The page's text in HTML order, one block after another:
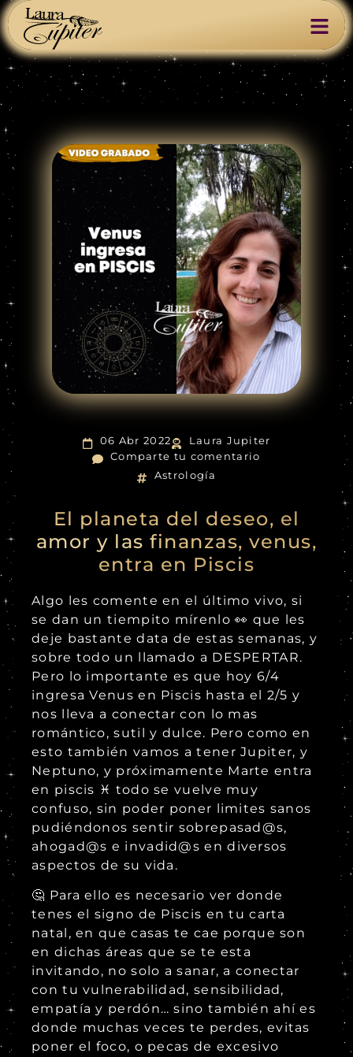
06 Abr 2022
Laura Jupiter
Comparte tu comentario
Astrología
El planeta del deseo, el
amor y las finanzas, venus,
entra en Piscis
Algo les comente en el último vivo, si
se dan un tiempito mírenlo 👀 que les
deje bastante data de estas semanas, y
sobre todo un llamado a DESPERTAR.
Pero lo importante es que hoy 6/4
ingresa Venus en Piscis hasta el 2/5 y
nos lleva a conectar con lo mas
romántico, sutil y dulce. Pero como en
esto también vamos a tener Jupiter, y
Neptuno, y próximamente Marte entra
en piscis ♓ todo se vuelve muy
confuso, sin poder poner limites sanos
pudiéndonos sentir sobrepasad@s,
ahogad@s e invadid@s en diversos
aspectos de su vida.
🤔 Para ello es necesario ver donde
tenes el signo de Piscis en tu carta
natal, en que casas te cae porque son
en dichas áreas que se te esta
invitando, no solo a sanar, a conectar
con tu vulnerabilidad, sensibilidad,
empatía y perdón… sino también ahí es
donde muchas veces te perdes, evitas
poner el foco, o pecas de excesivo